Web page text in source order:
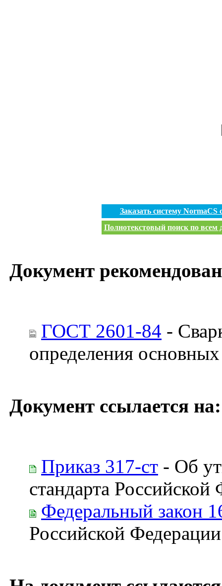
Заказать систему
Полнотекстовый поиск по всем
Документ
ГОСТ 2601-84 -
определения
Документ ссылается на:
Приказ 317-ст - Об
стандарта Российской
Федеральный закон
Российской Федерации